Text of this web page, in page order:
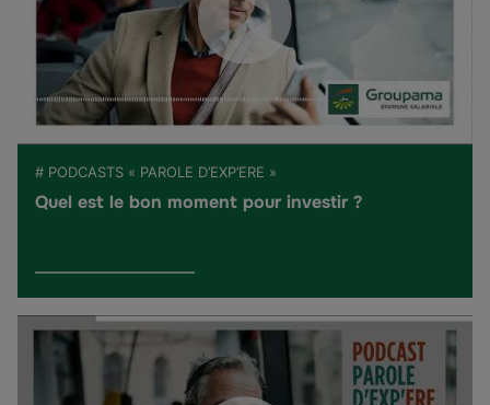
# PODCASTS « PAROLE D’EXP’ERE »
Quel est le bon moment pour investir ?